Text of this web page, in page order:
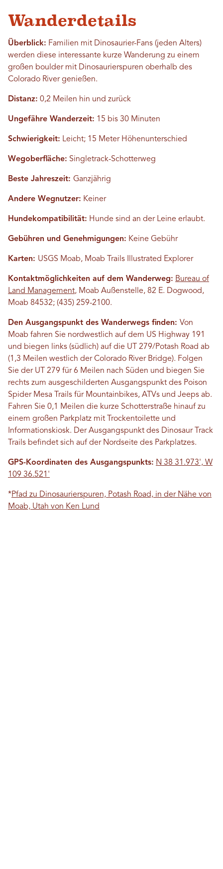
Wanderdetails
Überblick: Familien mit Dinosaurier-Fans (jeden Alters)
werden diese interessante kurze Wanderung zu einem
großen boulder mit Dinosaurierspuren oberhalb des
Colorado River genießen.
Distanz: 0,2 Meilen hin und zurück
Ungefähre Wanderzeit: 15 bis 30 Minuten
Schwierigkeit: Leicht; 15 Meter Höhenunterschied
Wegoberfläche: Singletrack-Schotterweg
Beste Jahreszeit: Ganzjährig
Andere Wegnutzer: Keiner
Hundekompatibilität: Hunde sind an der Leine erlaubt.
Gebühren und Genehmigungen: Keine Gebühr
Karten: USGS Moab, Moab Trails Illustrated Explorer
Kontaktmöglichkeiten auf dem Wanderweg: Bureau of
Land Management, Moab Außenstelle, 82 E. Dogwood,
Moab 84532; (435) 259-2100.
Den Ausgangspunkt des Wanderwegs finden: Von
Moab fahren Sie nordwestlich auf dem US Highway 191
und biegen links (südlich) auf die UT 279/Potash Road ab
(1,3 Meilen westlich der Colorado River Bridge). Folgen
Sie der UT 279 für 6 Meilen nach Süden und biegen Sie
rechts zum ausgeschilderten Ausgangspunkt des Poison
Spider Mesa Trails für Mountainbikes, ATVs und Jeeps ab.
Fahren Sie 0,1 Meilen die kurze Schotterstraße hinauf zu
einem großen Parkplatz mit Trockentoilette und
Informationskiosk. Der Ausgangspunkt des Dinosaur Track
Trails befindet sich auf der Nordseite des Parkplatzes.
GPS-Koordinaten des Ausgangspunkts: N 38 31.973', W
109 36.521'
*Pfad zu Dinosaurierspuren, Potash Road, in der Nähe von
Moab, Utah von Ken Lund